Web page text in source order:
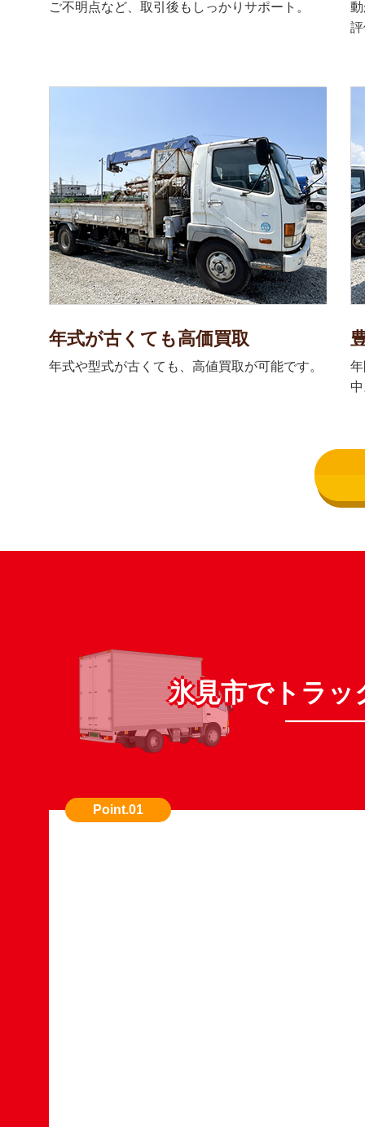
ご不明点など、取引後もしっかりサポート。
年式が古くても高価買取
年式や型式が古くても、高値買取が可能です。
氷見市でトラッ